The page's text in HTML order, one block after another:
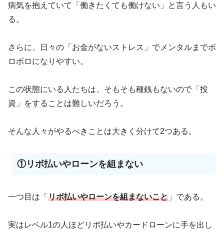
病気を抱えていて「働きたくても働けない」と言う人もい
る。
さらに、日々の「お金がないストレス」でメンタルまでボ
ロボロになりやすい。
この状態にいる人たちは、そもそも種銭もないので「投
資」をすることは難しいだろう。
そんな人々がやるべきことは大きく分けて2つある。
①リボ払いやローンを組まない
一つ目は「 リボ払いやローンを組まないこと 」である。
実はレベル1の人ほどリボ払いやカードローンに手を出し